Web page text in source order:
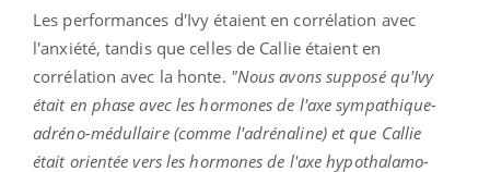
Les performances d'Ivy étaient en corrélation avec
l'anxiété, tandis que celles de Callie étaient en
corrélation avec la honte. "Nous avons supposé qu'Ivy
était en phase avec les hormones de l'axe sympathique-
adréno-médullaire (comme l'adrénaline) et que Callie
était orientée vers les hormones de l'axe hypothalamo-